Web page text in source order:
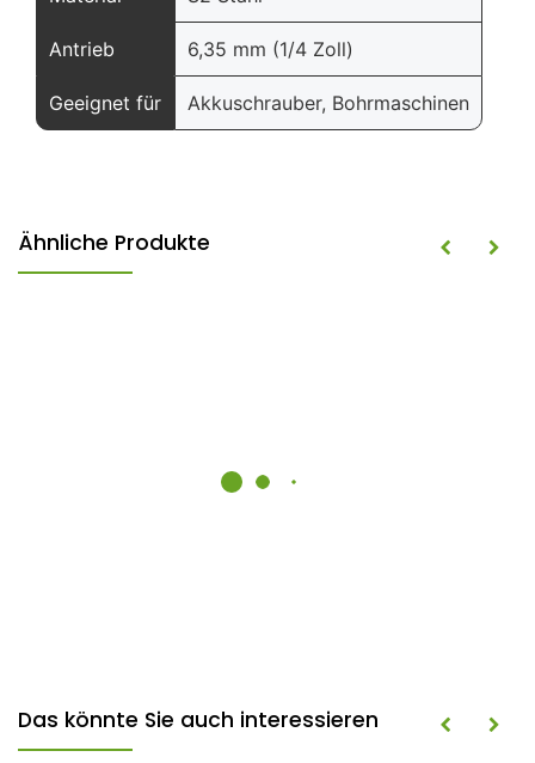
Antrieb 6,35 mm (1/4 Zoll)
Geeignet für Akkuschrauber, Bohrmaschinen
Ähnliche Produkte
Das könnte Sie auch interessieren